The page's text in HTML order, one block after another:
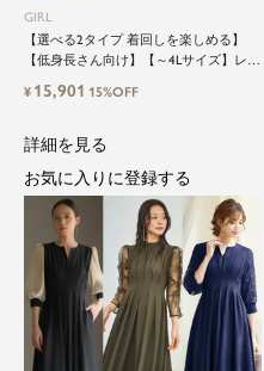
GIRL
【選べる2タイプ 着回しを楽しめる】
【低身長さん向け】【～4Lサイズ】レイ
カートorワイドパンツセットアップロン
ティードレス
¥ 15,901 15%OFF
詳細を見る
お気に入りに登録する